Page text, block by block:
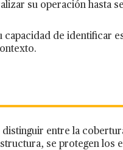
su operación hasta
de identificar
entre la
se protegen